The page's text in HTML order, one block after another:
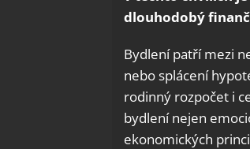
dlouhodobý
Bydlení patří mezi
nebo splácení
rodinný rozpočet i
bydlení nejen
ekonomických